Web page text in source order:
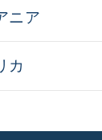
ニア
カ